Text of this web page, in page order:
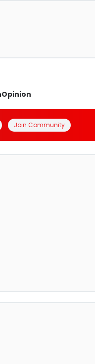
Opinion
Join Community